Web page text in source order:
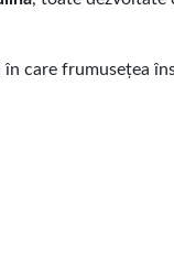
în care frumusețea